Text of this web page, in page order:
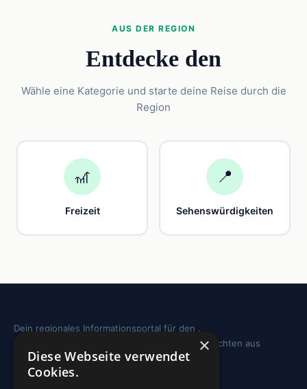
AUS DER REGION
Entdecke den
Wähle eine Kategorie und starte deine Reise durch die
Region
🎢
Freizeit
📍
Sehenswürdigkeiten
Dein regionales Informationsportal für den .
Sehenswürdigkeiten, Ausflugstipps und Geschichten aus
deiner Region.
×
Diese Webseite verwendet
Cookies.